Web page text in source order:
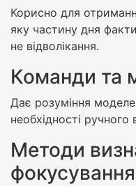
Корисно для
яку частину дня
не відволікання.
Команди та
Дає розуміння
необхідності ручного
Методи
фокусування